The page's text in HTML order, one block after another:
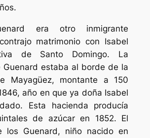
era otro inmigrante
matrimonio con Isabel
de Santo Domingo. La
Guenard estaba al borde de la
Mayagüez, montante a 150
año en que ya doña Isabel
Esta hacienda producía
de azúcar en 1852. El
los Guenard, niño nacido en